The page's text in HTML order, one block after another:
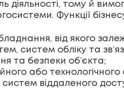
діяльності, тому й
Функції
від якого
систем обліку та
та безпеки об’єкта;
або
віддаленого